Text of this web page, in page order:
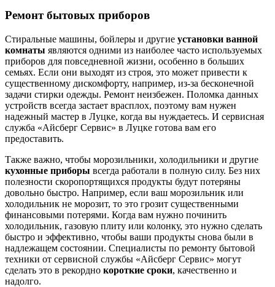
Ремонт бытовых приборов
Стиральные машины, бойлеры и другие установки ванной
комнаты являются одними из наиболее часто используемых
приборов для повседневной жизни, особенно в больших
семьях. Если они выходят из строя, это может привести к
существенному дискомфорту, например, из-за бесконечной
задачи стирки одежды. Ремонт неизбежен. Поломка данных
устройств всегда застает врасплох, поэтому вам нужен
надежный мастер в Луцке, когда вы нуждаетесь. И сервисная
служба «Айсберг Сервис» в Луцке готова вам его
предоставить.
Также важно, чтобы морозильники, холодильники и другие
кухонные приборы всегда работали в полную силу. Без них
полезности скоропортящихся продукты будут потеряны
довольно быстро. Например, если ваш морозильник или
холодильник не морозит, то это грозит существенными
финансовыми потерями. Когда вам нужно починить
холодильник, газовую плиту или колонку, это нужно сделать
быстро и эффективно, чтобы ваши продукты снова были в
надлежащем состоянии. Специалисты по ремонту бытовой
техники от сервисной службы «Айсберг Сервис» могут
сделать это в рекордно короткие сроки, качественно и
надолго.